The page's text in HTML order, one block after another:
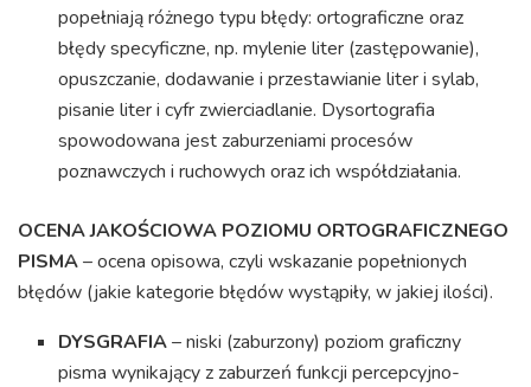
popełniają różnego typu błędy: ortograficzne oraz
błędy specyficzne, np. mylenie liter (zastępowanie),
opuszczanie, dodawanie i przestawianie liter i sylab,
pisanie liter i cyfr zwierciadlanie. Dysortografia
spowodowana jest zaburzeniami procesów
poznawczych i ruchowych oraz ich współdziałania.
OCENA JAKOŚCIOWA POZIOMU ORTOGRAFICZNEGO
PISMA– ocena opisowa, czyli wskazanie popełnionych
błędów (jakie kategorie błędów wystąpiły, w jakiej ilości).
DYSGRAFIA– niski (zaburzony) poziom graficzny
pisma wynikający z zaburzeń funkcji percepcyjno-